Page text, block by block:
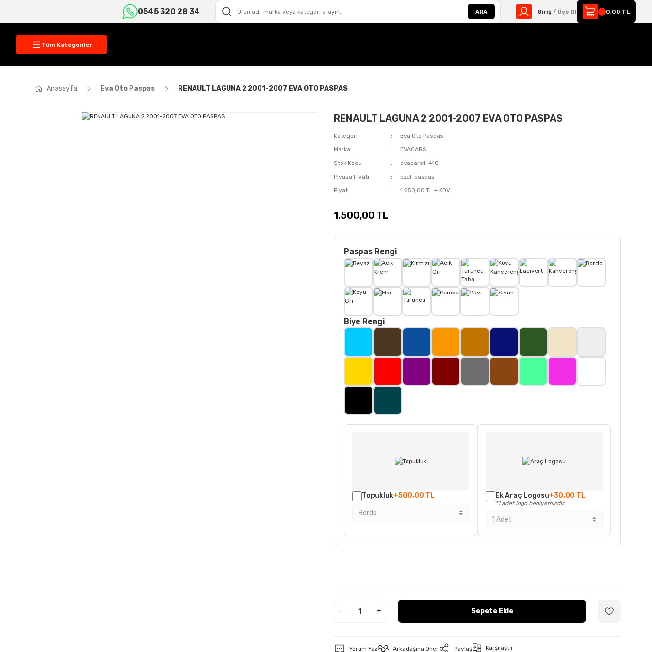
0545 320 28 34 ARA Giriş / Üye Ol 0,00 TL
Tüm Kategoriler
Anasayfa Eva Oto Paspas RENAULT LAGUNA 2 2001-2007 EVA OTO PASPAS
RENAULT LAGUNA 2 2001-2007 EVA OTO PASPAS
Kategori
Eva Oto Paspas
Marka
EVACARS
Stok Kodu
evacars1-410
Piyasa Fiyatı
ozel-paspas
Fiyat
1.250,00 TL + KDV
1.500,00 TL
Paspas Rengi
Biye Rengi
Topukluk+500,00 TL Ek Araç Logosu+30,00 TL
*1 adet logo hediyemizdir.
- + Sepete Ekle
Yorum Yaz Arkadaşına Öner Paylaş Karşılaştır